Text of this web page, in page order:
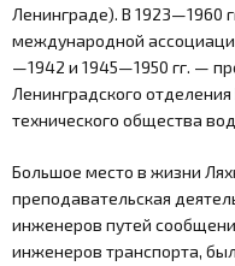
Ленинграде). В 1923—1960
международной
—1942 и 1945—1950 гг. —
Ленинградского
технического общества
Большое место в жизни
преподавательская
инженеров путей
инженеров транспорта,